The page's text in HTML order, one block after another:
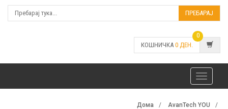
ПРЕБАРАЈ
КОШНИЧКА 0 ДЕН.
0
Toggle
navigation
Дома AvanTech YOU